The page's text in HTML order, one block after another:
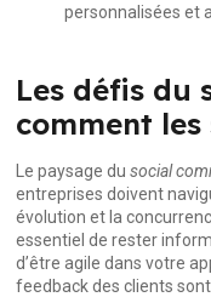
personnalisées et
Les défis du
comment
Le paysage dusocial
entreprises doivent
évolution et la
essentiel de rester
d’être agile dans votre
feedback des clients